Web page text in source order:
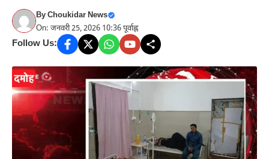
ByChoukidar News
On: जनवरी 25, 2026 10:36 पूर्वाह्न
Follow Us: